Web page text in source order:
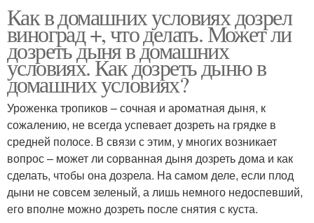
Как в домашних условиях дозрел
виноград +, что делать. Может ли
дозреть дыня в домашних
условиях. Как дозреть дыню в
домашних условиях?
Уроженка тропиков – сочная и ароматная дыня, к
сожалению, не всегда успевает дозреть на грядке в
средней полосе. В связи с этим, у многих возникает
вопрос – может ли сорванная дыня дозреть дома и как
сделать, чтобы она дозрела. На самом деле, если плод
дыни не совсем зеленый, а лишь немного недоспевший,
его вполне можно дозреть после снятия с куста.